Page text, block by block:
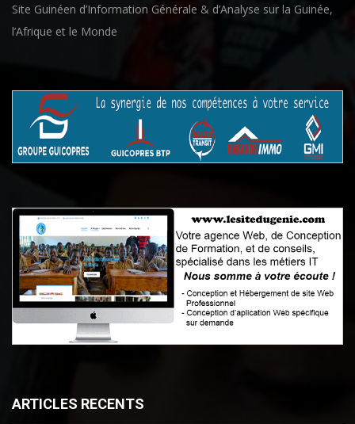
Site Guinéen d’Information Générale & d’Analyse sur la Guinée,
l’Afrique et le Monde
ARTICLES RECENTS